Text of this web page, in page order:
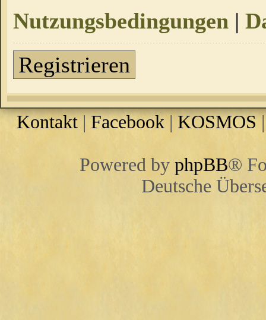
Nutzungsbedingungen |
Registrieren
Kontakt | Facebook |KOSMOS
Powered by phpBB®
Deutsche